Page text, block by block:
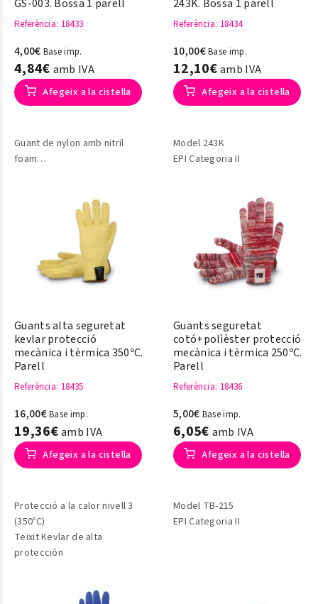
GS-003. Bossa 1 parell
Referència: 18433
4,00€ Base imp.
4,84€ amb IVA
Afegeix a la cistella
Guant de nylon amb nitril
foam
243K. Bossa 1 parell
Referència: 18434
10,00€Base imp.
12,10€amb IVA
Afegeix a la cistella
Model 243K
EPI Categoria II
Guants alta seguretat
kevlar protecció
mecànica i tèrmica 350ºC.
Parell
Referència: 18435
16,00€Base imp.
19,36€amb IVA
Afegeix a la cistella
Protecció a la calor nivell 3
(350ºC)
Teixit Kevlar de alta
protección
Guants seguretat
cotó+polìèster protecció
mecànica i tèrmica 250ºC.
Parell
Referència: 18436
5,00€ Base imp.
6,05€ amb IVA
Afegeix a la cistella
Model TB-215
EPI Categoria II